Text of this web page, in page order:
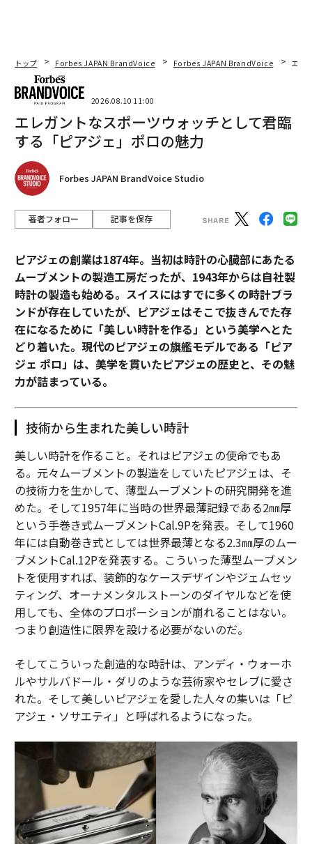
トップ Forbes JAPAN BrandVoice Forbes JAPAN BrandVoice エレ
2026.08.10 11:00
エレガントなスポーツウォッチとして君臨
する「ピアジェ」ポロの魅力
Forbes JAPAN BrandVoice Studio
著者フォロー 記事を保存
ピアジェの創業は1874年。当初は時計の心臓部にあたる
ムーブメントの製造工房だったが、1943年からは自社製
時計の製造も始める。スイスにはすでに多くの時計ブラ
ンドが存在していたが、ピアジェはそこで抜きんでた存
在になるために「美しい時計を作る」という美学へとた
どり着いた。現代のピアジェの旗艦モデルである「ピア
ジェ ポロ」は、美学を貫いたピアジェの歴史と、その魅
力が詰まっている。
技術から生まれた美しい時計
美しい時計を作ること。それはピアジェの使命でもあ
る。元々ムーブメントの製造をしていたピアジェは、そ
の技術力を生かして、薄型ムーブメントの研究開発を進
めた。そして1957年に当時の世界最薄記録である2㎜厚
という手巻き式ムーブメントCal.9Pを発表。そして1960
年には自動巻き式としては世界最薄となる2.3㎜厚のムー
ブメントCal.12Pを発表する。こういった薄型ムーブメン
トを使用すれば、装飾的なケースデザインやジェムセッ
ティング、オーナメンタルストーンのダイヤルなどを使
用しても、全体のプロポーションが崩れることはない。
つまり創造性に限界を設ける必要がないのだ。
そしてこういった創造的な時計は、アンディ・ウォーホ
ルやサルバドール・ダリのような芸術家やセレブに愛さ
れた。そして美しいピアジェを愛した人々の集いは「ピ
アジェ・ソサエティ」と呼ばれるようになった。